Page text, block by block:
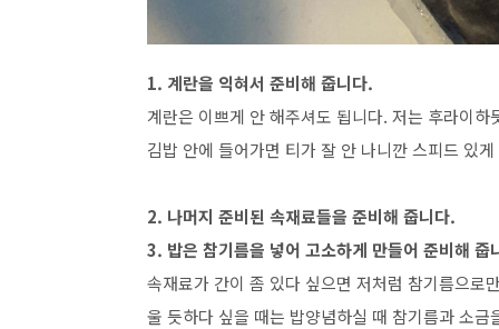
1. 계란을 익혀서 준비해 줍니다.
계란은 이쁘게 안 해주셔도 됩니다. 저는 후라이
김밥 안에 들어가면 티가 잘 안 나니깐 스피드 있
2. 나머지 준비된 속재료들을 준비해 줍니다.
3. 밥은 참기름을 넣어 고소하게 만들어 준비해 줍
속재료가 간이 좀 있다 싶으면 저처럼 참기름으로
울 듯하다 싶을 때는 밥양념하실 때 참기름과 소금